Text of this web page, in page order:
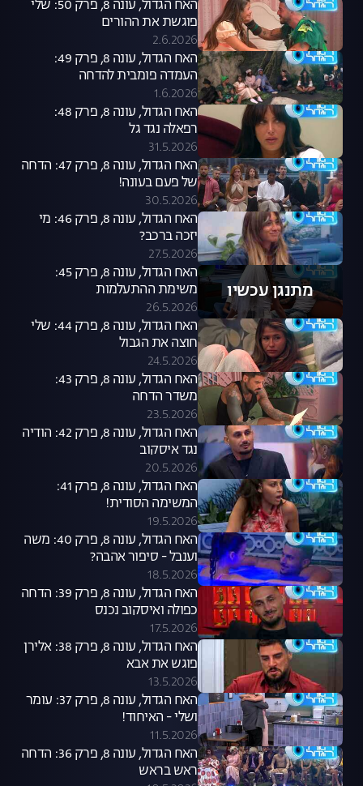
האח הגדול, עונה 8, פרק 50: שלי
פוגשת את ההורים
2.6.2026
האח הגדול, עונה 8, פרק 49:
העמדה פומבית להדחה
1.6.2026
האח הגדול, עונה 8, פרק 48:
רפאלה נגד גל
31.5.2026
האח הגדול, עונה 8, פרק 47: הדחה
של פעם בעונה!
30.5.2026
האח הגדול, עונה 8, פרק 46: מי
יזכה ברכב?
27.5.2026
מתנגן עכשיו
האח הגדול, עונה 8, פרק 45:
משימת ההתעלמות
26.5.2026
האח הגדול, עונה 8, פרק 44: שלי
חוצה את הגבול
24.5.2026
האח הגדול, עונה 8, פרק 43:
משדר הדחה
23.5.2026
האח הגדול, עונה 8, פרק 42: הודיה
נגד איסקוב
20.5.2026
האח הגדול, עונה 8, פרק 41:
המשימה הסודית!
19.5.2026
האח הגדול, עונה 8, פרק 40: משה
וענבל - סיפור אהבה?
18.5.2026
האח הגדול, עונה 8, פרק 39: הדחה
כפולה ואיסקוב נכנס
17.5.2026
האח הגדול, עונה 8, פרק 38: אלירן
פוגש את אבא
13.5.2026
האח הגדול, עונה 8, פרק 37: עומר
ושלי - האיחוד!
11.5.2026
האח הגדול, עונה 8, פרק 36: הדחה
ראש בראש